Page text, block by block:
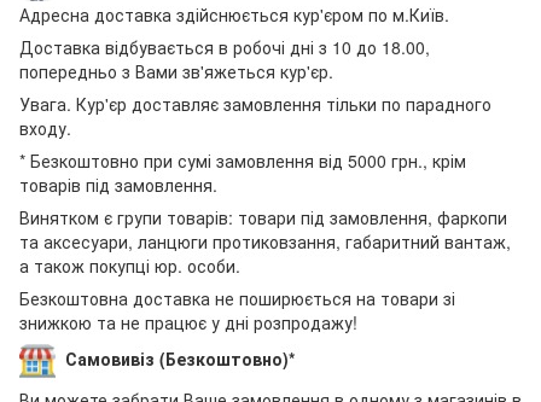
Адресна доставка здійснюється кур'єром по м.Київ.
Доставка відбувається в робочі дні з 10 до 18.00,
попередньо з Вами зв'яжеться кур'єр.
Увага. Кур'єр доставляє замовлення тільки по парадного
входу.
* Безкоштовно при сумі замовлення від 5000 грн., крім
товарів під замовлення.
Винятком є групи товарів: товари під замовлення, фаркопи
та аксесуари, ланцюги протиковзання, габаритний вантаж,
а також покупці юр. особи.
Безкоштовна доставка не поширюється на товари зі
знижкою та не працює у дні розпродажу!
Самовивіз (Безкоштовно)*